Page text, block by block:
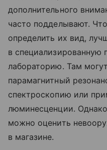
дополнительного
часто подделывают.
определить их вид,
в специализированную
лабораторию. Там
парамагнитный
спектроскопию или
люминесценции.
можно оценить
в магазине.